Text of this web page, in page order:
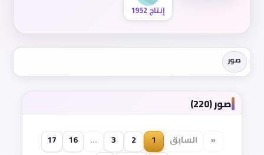
إنتاج 1952
صور
صور (220)
« السابق 1
2
3
...
16
17